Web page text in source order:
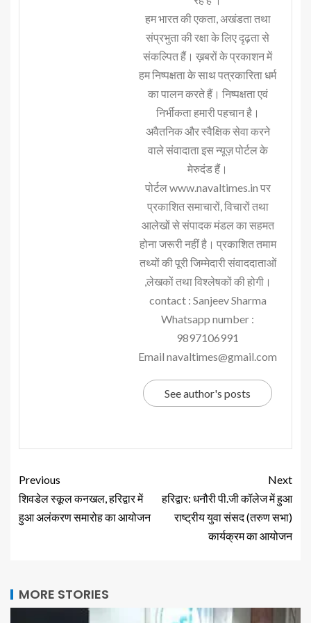
हम भारत की एकता, अखंडता तथा
संप्रभुता की रक्षा के लिए दृढ़ता से
संकल्पित हैं। ख़बरों के प्रकाशन में
हम निष्पक्षता के साथ पत्रकारिता धर्म
का पालन करते हैं। निष्पक्षता एवं
निर्भीकता हमारी पहचान है।
अवैतनिक और स्वैक्षिक सेवा करने
वाले संवादाता इस न्यूज़ पोर्टल के
मेरुदंड हैं।
पोर्टल www.navaltimes.in पर
प्रकाशित समाचारों, विचारों तथा
आलेखों से संपादक मंडल का सहमत
होना जरूरी नहीं है। प्रकाशित तमाम
तथ्यों की पूरी जिम्मेदारी संवाददाताओं
,लेखकों तथा विश्लेषकों की होगी।
contact : Sanjeev Sharma
Whatsapp number :
9897106991
Email navaltimes@gmail.com
See author's posts
Previous
शिवडेल स्कूल कनखल, हरिद्वार में
हुआ अलंकरण समारोह का आयोजन
Next
हरिद्वार: धनौरी पी.जी कॉलेज में हुआ
राष्ट्रीय युवा संसद (तरुण सभा)
कार्यक्रम का आयोजन
MORE STORIES